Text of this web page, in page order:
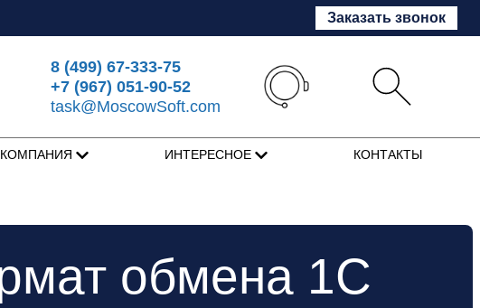
Заказать звонок
8 (499) 67-333-75
+7 (967) 051-90-52
task@MoscowSoft.com
КОМПАНИЯ ИНТЕРЕСНОЕ КОНТАКТЫ
обмена 1С